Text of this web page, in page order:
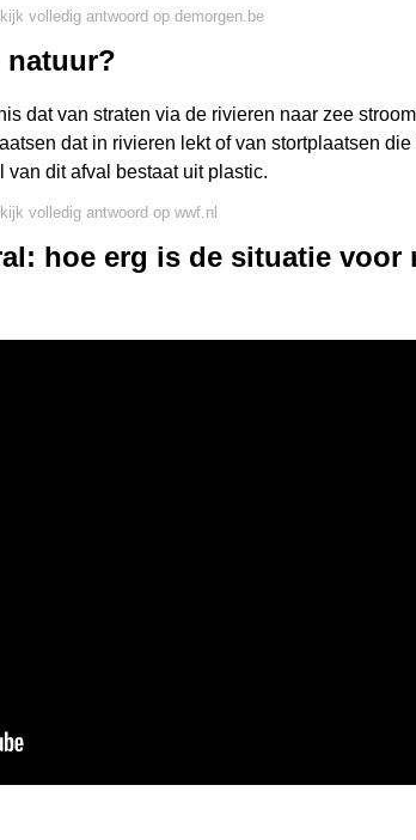
volledig antwoord op demorgen.be
natuur?
dat van straten via de rivieren naar zee
dat in rivieren lekt of van stortplaatsen die
dit afval bestaat uit plastic.
volledig antwoord op wwf.nl
hoe erg is de situatie voor